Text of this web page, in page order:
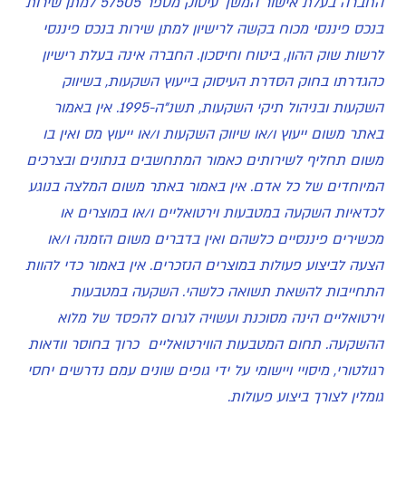
בנכס פיננסי מכוח בקשה לרישיון למתן שירות בנכס פיננסי
לרשות שוק ההון, ביטוח וחיסכון. החברה אינה בעלת רישיון
כהגדרתו בחוק הסדרת העיסוק בייעוץ השקעות, בשיווק
השקעות ובניהול תיקי השקעות, תשנ"ה-1995. אין באמור
באתר משום ייעוץ ו/או שיווק השקעות ו/או ייעוץ מס ואין בו
משום תחליף לשירותים כאמור המתחשבים בנתונים ובצרכים
המיוחדים של כל אדם. אין באמור באתר משום המלצה בנוגע
לכדאיות השקעה במטבעות וירטואליים ו/או במוצרים או
מכשירים פיננסיים כלשהם ואין בדברים משום הזמנה ו/או
הצעה לביצוע פעולות במוצרים הנזכרים. אין באמור כדי להוות
התחייבות להשאת תשואה כלשהי. השקעה במטבעות
וירטואליים הינה מסוכנת ועשויה לגרום להפסד של מלוא
ההשקעה. תחום המטבעות הווירטואליים כרוך בחוסר וודאות
רגולטורי, מיסויי ויישומי על ידי גופים שונים עמם נדרשים יחסי
גומלין לצורך ביצוע פעולות.